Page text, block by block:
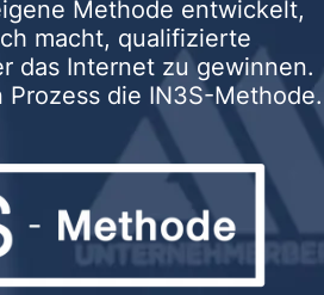
Methode entwickelt,
macht, qualifizierte
das Internet zu gewinnen.
Prozess die IN3S-Methode.